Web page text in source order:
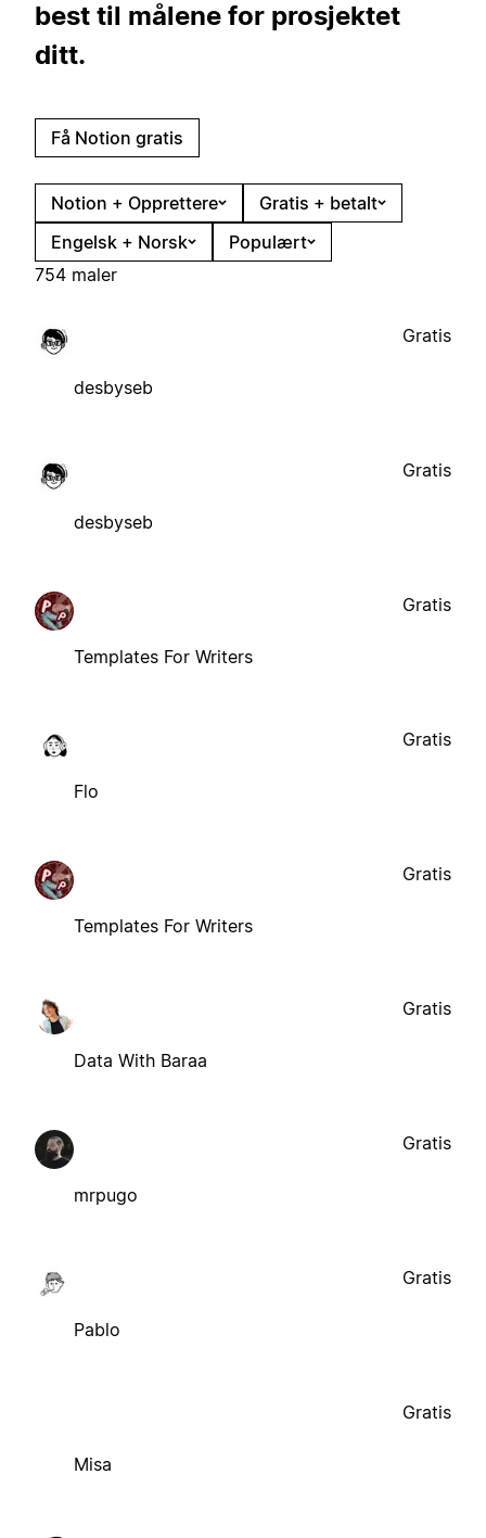
best til målene for prosjektet
ditt.
Få Notion gratis
Notion + Opprettere
Gratis + betalt
Engelsk + Norsk
Populært
754 maler
desbyseb
Gratis
desbyseb
Gratis
Templates For Writers
Gratis
Flo
Gratis
Templates For Writers
Gratis
Data With Baraa
Gratis
mrpugo
Gratis
Pablo
Gratis
Misa
Gratis